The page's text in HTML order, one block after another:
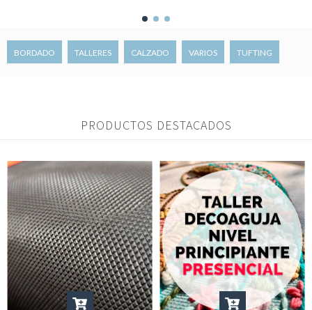
BORDADO TALLERES CALZADO VARIOS TUFTING
PRODUCTOS DESTACADOS